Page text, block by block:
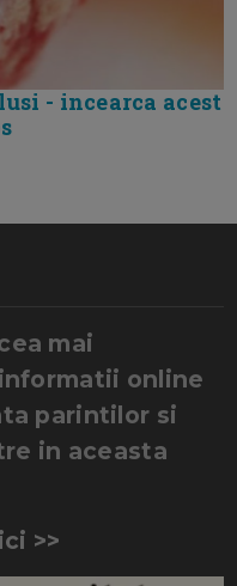
- incearca acest
mai
online
parintilor si
in aceasta
>>